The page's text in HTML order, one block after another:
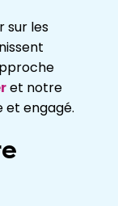
sur les
et notre
et engagé.